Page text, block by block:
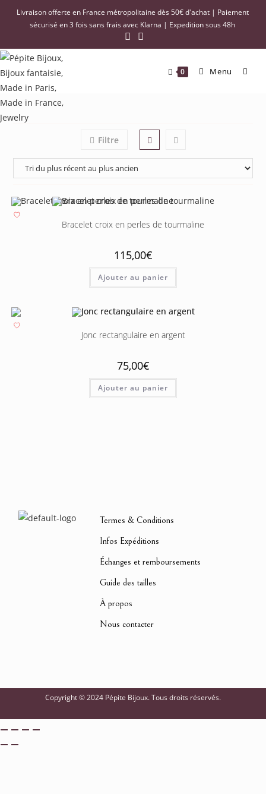
Livraison offerte en France métropolitaine dès 50€ d'achat | Paiement
sécurisé en 3 fois sans frais avec Klarna | Expedition sous 48h
0 Menu
Filtre
Bracelet croix en perles de tourmaline
115,00€
Ajouter au panier
Jonc rectangulaire en argent
75,00€
Ajouter au panier
Termes & Conditions
Infos Expéditions
Échanges et remboursements
Guide des tailles
À propos
Nous contacter
Copyright © 2024 Pépite Bijoux. Tous droits réservés.